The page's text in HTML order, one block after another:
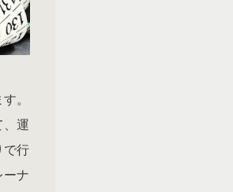
。
、運
で行
ーナ